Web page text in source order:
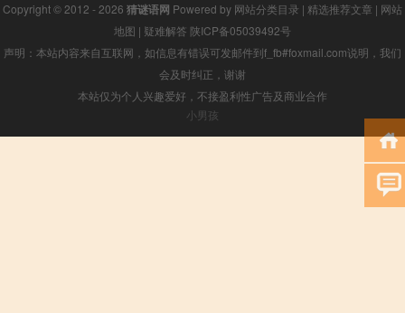
Copyright © 2012 - 2026 猜谜语网 Powered by 网站分类目录 | 精选推荐文章 | 网站
地图 | 疑难解答 陕ICP备05039492号
声明：本站内容来自互联网，如信息有错误可发邮件到f_fb#foxmail.com说明，我们
会及时纠正，谢谢
本站仅为个人兴趣爱好，不接盈利性广告及商业合作
小男孩